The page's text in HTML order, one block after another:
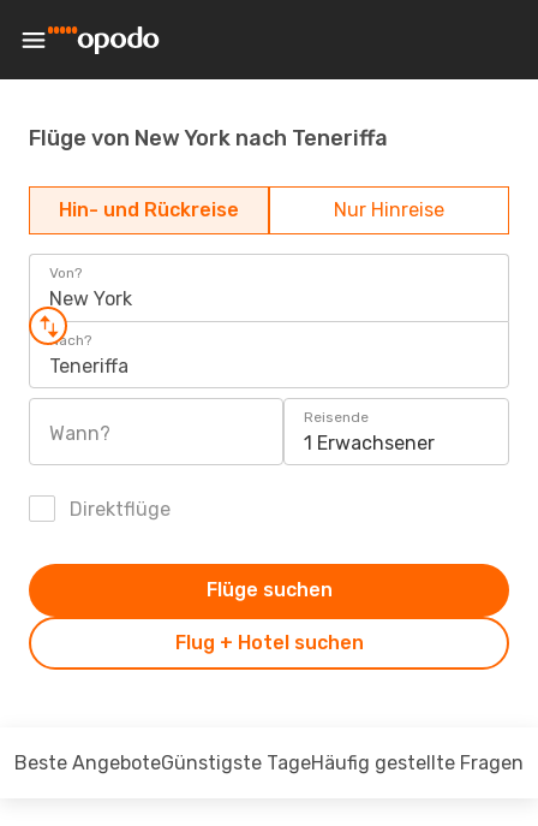
Flüge von New York nach Teneriffa
Hin- und Rückreise Nur Hinreise
Von?
New York
Nach?
Teneriffa
Wann?
Reisende
1 Erwachsener
Direktflüge
Flug + Hotel suchen
Flüge suchen
Beste AngeboteGünstigste TageHäufig gestellte Fragen